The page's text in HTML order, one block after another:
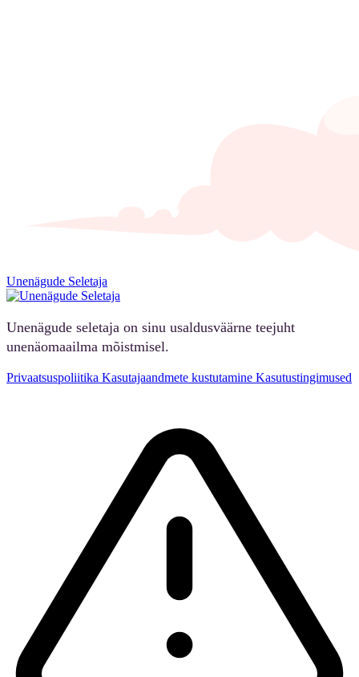
Unenägude Seletaja
Unenägude seletaja on sinu usaldusväärne teejuht
unenäomaailma mõistmisel.
Privaatsuspoliitika Kasutajaandmete kustutamine Kasutustingimused